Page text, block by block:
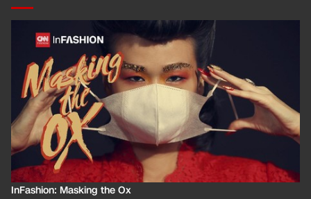
InFashion: Masking the Ox